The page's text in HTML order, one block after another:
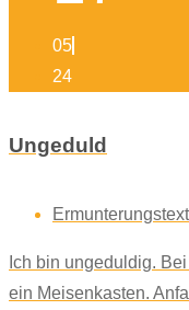
05
24
Ungeduld
Ich bin ungeduldig.
ein Meisenkasten.